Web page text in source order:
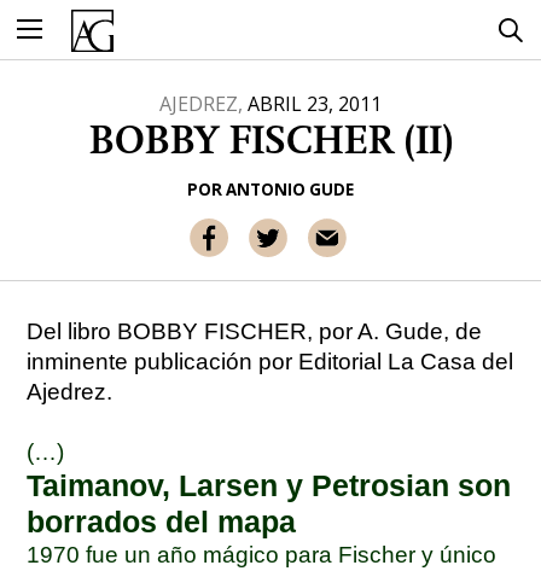
contenido
AJEDREZ, ABRIL 23, 2011
BOBBY FISCHER (II)
PORANTONIO GUDE
Del libro BOBBY FISCHER, por A. Gude, de
inminente publicación por Editorial La Casa del
Ajedrez.
(…)
Taimanov, Larsen y Petrosian son
borrados del mapa
1970 fue un año mágico para Fischer y único